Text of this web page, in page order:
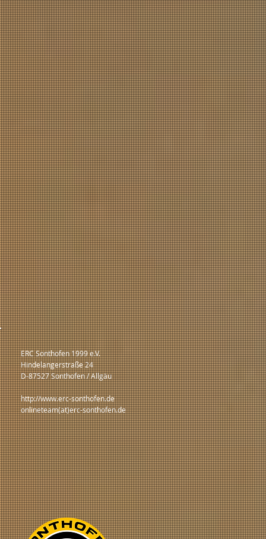
ERC Sonthofen 1999 e.V.
Hindelangerstraße 24
D-87527 Sonthofen / Allgäu
http://www.erc-sonthofen.de
onlineteam(at)erc-sonthofen.de